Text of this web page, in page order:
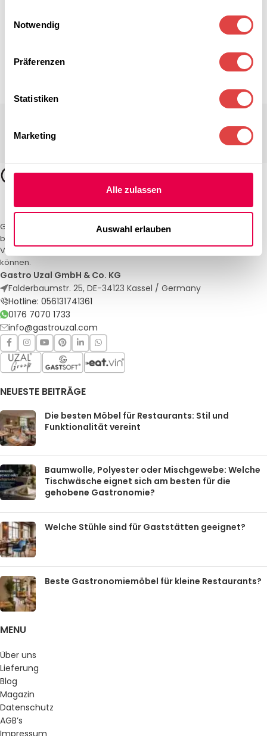
Notwendig
Präferenzen
Statistiken
Marketing
Alle zulassen
Auswahl erlauben
Gastro Uzal – Ihr Spezialist für Gastronomiemöbel und -textilien. Wir
bieten maßgeschneiderte Lösungen für Restaurants, Hotels und
Veranstaltungen. Qualität und Service, auf die Sie sich verlassen
können.
Gastro Uzal GmbH & Co. KG
Falderbaumstr. 25, DE-34123 Kassel / Germany
Hotline: 056131741361
0176 7070 1733
info@gastrouzal.com
NEUESTE BEITRÄGE
Die besten Möbel für Restaurants: Stil und
Funktionalität vereint
Baumwolle, Polyester oder Mischgewebe: Welche
Tischwäsche eignet sich am besten für die
gehobene Gastronomie?
Welche Stühle sind für Gaststätten geeignet?
Beste Gastronomiemöbel für kleine Restaurants?
MENU
Über uns
Lieferung
Blog
Magazin
Datenschutz
AGB’s